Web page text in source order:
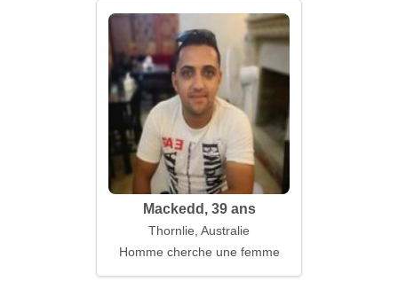
Mackedd, 39 ans
Thornlie, Australie
Homme cherche une femme